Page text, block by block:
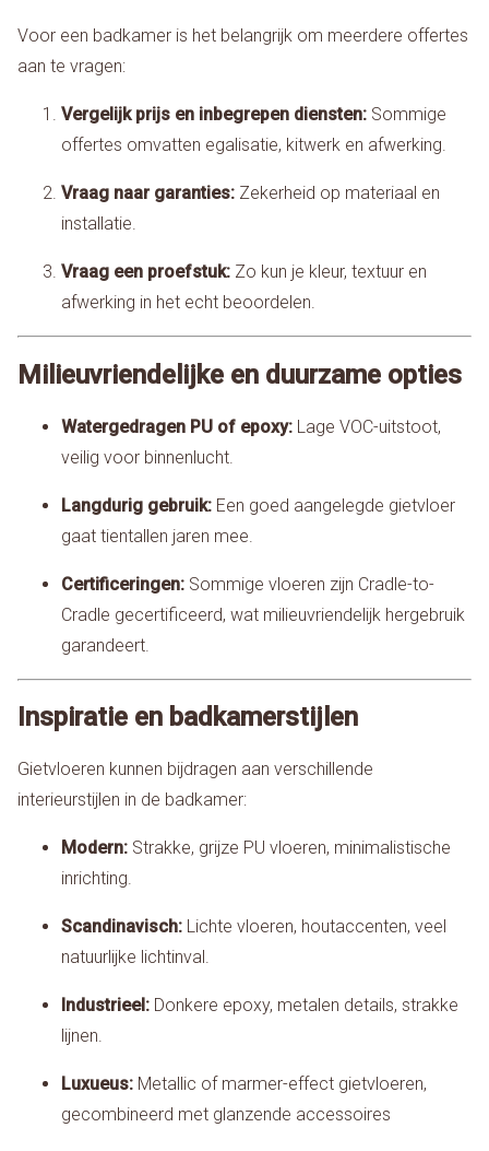
Voor een badkamer is het belangrijk om meerdere offertes
aan te vragen:
Vergelijk prijs en inbegrepen diensten:Sommige
offertes omvatten egalisatie, kitwerk en afwerking.
Vraag naar garanties:Zekerheid op materiaal en
installatie.
Vraag een proefstuk:Zo kun je kleur, textuur en
afwerking in het echt beoordelen.
Milieuvriendelijke en duurzame opties
Watergedragen PU of epoxy:Lage VOC-uitstoot,
veilig voor binnenlucht.
Langdurig gebruik:Een goed aangelegde gietvloer
gaat tientallen jaren mee.
Certificeringen:Sommige vloeren zijn Cradle-to-
Cradle gecertificeerd, wat milieuvriendelijk hergebruik
garandeert.
Inspiratie en badkamerstijlen
Gietvloeren kunnen bijdragen aan verschillende
interieurstijlen in de badkamer:
Modern:Strakke, grijze PU vloeren, minimalistische
inrichting.
Scandinavisch:Lichte vloeren, houtaccenten, veel
natuurlijke lichtinval.
Industrieel:Donkere epoxy, metalen details, strakke
lijnen.
Luxueus:Metallic of marmer-effect gietvloeren,
gecombineerd met glanzende accessoires